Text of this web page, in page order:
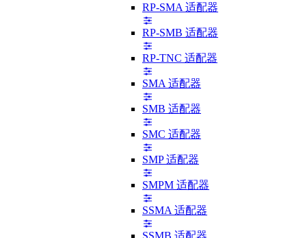
RP-SMA 适配器
RP-SMB 适配器
RP-TNC 适配器
SMA 适配器
SMB 适配器
SMC 适配器
SMP 适配器
SMPM 适配器
SSMA 适配器
SSMB 适配器